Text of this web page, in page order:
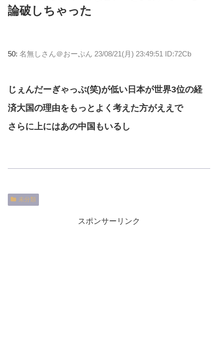
論破しちゃった
50: 名無しさん＠おーぷん 23/08/21(月) 23:49:51 ID:72Cb
じぇんだーぎゃっぷ(笑)が低い日本が世界3位の経
済大国の理由をもっとよく考えた方がええで
さらに上にはあの中国もいるし
未分類
スポンサーリンク